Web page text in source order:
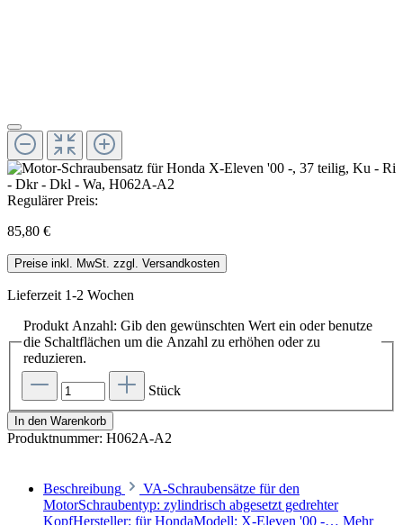
Regulärer Preis:
85,80 €
Preise inkl. MwSt. zzgl. Versandkosten
Lieferzeit 1-2 Wochen
Produkt Anzahl: Gib den gewünschten Wert ein oder benutze
die Schaltflächen um die Anzahl zu erhöhen oder zu
reduzieren.
Stück
In den Warenkorb
Produktnummer: H062A-A2
Beschreibung
VA-Schraubensätze für den
MotorSchraubentyp: zylindrisch abgesetzt gedrehter
KopfHersteller: für HondaModell: X-Eleven '00 -… Mehr